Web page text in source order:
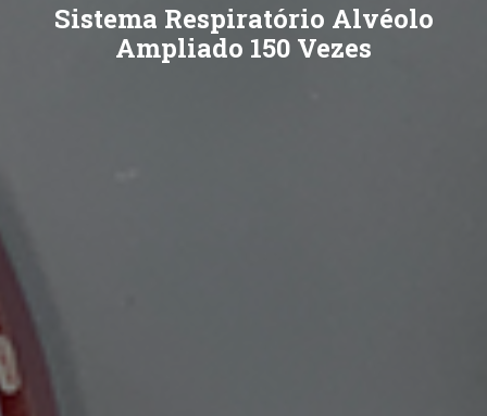
Sistema Respiratório Alvéolo
Ampliado 150 Vezes